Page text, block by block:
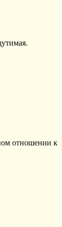
отношении к